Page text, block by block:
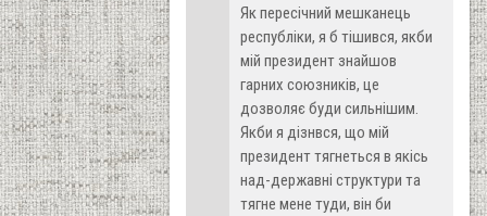
Як пересічний мешканець
республіки, я б тішився, якби
мій президент знайшов
гарних союзників, це
дозволяє буди сильнішим.
Якби я дізнвся, що мій
президент тягнеться в якісь
над-державні структури та
тягне мене туди, він би